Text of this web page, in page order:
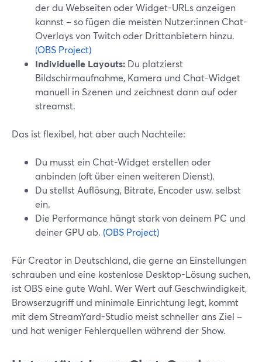
der du Webseiten oder Widget-URLs anzeigen
kannst – so fügen die meisten Nutzer:innen Chat-
Overlays von Twitch oder Drittanbietern hinzu.
(OBS Project)
Individuelle Layouts: Du platzierst
Bildschirmaufnahme, Kamera und Chat-Widget
manuell in Szenen und zeichnest dann auf oder
streamst.
Das ist flexibel, hat aber auch Nachteile:
Du musst ein Chat-Widget erstellen oder
anbinden (oft über einen weiteren Dienst).
Du stellst Auflösung, Bitrate, Encoder usw. selbst
ein.
Die Performance hängt stark von deinem PC und
deiner GPU ab. (OBS Project)
Für Creator in Deutschland, die gerne an Einstellungen
schrauben und eine kostenlose Desktop-Lösung suchen,
ist OBS eine gute Wahl. Wer Wert auf Geschwindigkeit,
Browserzugriff und minimale Einrichtung legt, kommt
mit dem StreamYard-Studio meist schneller ans Ziel –
und hat weniger Fehlerquellen während der Show.